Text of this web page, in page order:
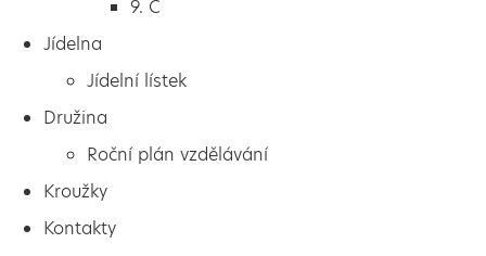
9. C
Jídelna
Jídelní lístek
Družina
Roční plán vzdělávání
Kroužky
Kontakty